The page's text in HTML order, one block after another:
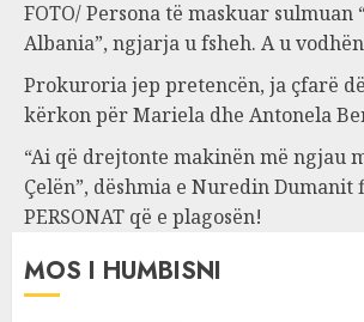
FOTO/ Persona të maskuar sulmuan
Albania”, ngjarja u fsheh. A u
Prokuroria jep pretencën, ja çfarë
kërkon për Mariela dhe Antonela
“Ai që drejtonte makinën më ngjau
Çelën”, dëshmia e Nuredin Dumanit
PERSONAT që e plagosën!
MOS I HUMBISNI